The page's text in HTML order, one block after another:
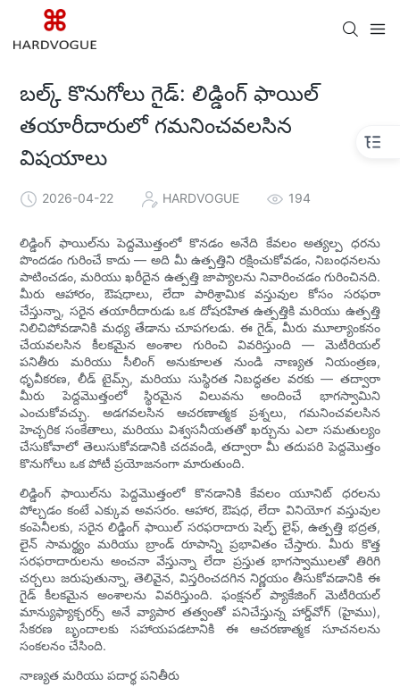
బల్క్ కొనుగోలు గైడ్: లిడ్డింగ్ ఫాయిల్
తయారీదారులో గమనించవలసిన
విషయాలు
2026-04-22 HARDVOGUE 194
లిడ్డింగ్ ఫాయిల్‌ను పెద్దమొత్తంలో కొనడం అనేది కేవలం అత్యల్ప ధరను
పొందడం గురించే కాదు — అది మీ ఉత్పత్తిని రక్షించుకోవడం, నిబంధనలను
పాటించడం, మరియు ఖరీదైన ఉత్పత్తి జాప్యాలను నివారించడం గురించినది.
మీరు ఆహారం, ఔషధాలు, లేదా పారిశ్రామిక వస్తువుల కోసం సరఫరా
చేస్తున్నా, సరైన తయారీదారుడు ఒక దోషరహిత ఉత్పత్తికి మరియు ఉత్పత్తి
నిలిచిపోవడానికి మధ్య తేడాను చూపగలడు. ఈ గైడ్, మీరు మూల్యాంకనం
చేయవలసిన కీలకమైన అంశాల గురించి వివరిస్తుంది — మెటీరియల్
పనితీరు మరియు సీలింగ్ అనుకూలత నుండి నాణ్యత నియంత్రణ,
ధృవీకరణ, లీడ్ టైమ్స్, మరియు సుస్థిరత నిబద్ధతల వరకు — తద్వారా
మీరు పెద్దమొత్తంలో స్థిరమైన విలువను అందించే భాగస్వామిని
ఎంచుకోవచ్చు. అడగవలసిన ఆచరణాత్మక ప్రశ్నలు, గమనించవలసిన
హెచ్చరిక సంకేతాలు, మరియు విశ్వసనీయతతో ఖర్చును ఎలా సమతుల్యం
చేసుకోవాలో తెలుసుకోవడానికి చదవండి, తద్వారా మీ తదుపరి పెద్దమొత్తం
కొనుగోలు ఒక పోటీ ప్రయోజనంగా మారుతుంది.
లిడ్డింగ్ ఫాయిల్‌ను పెద్దమొత్తంలో కొనడానికి కేవలం యూనిట్ ధరలను
పోల్చడం కంటే ఎక్కువ అవసరం. ఆహార, ఔషధ, లేదా వినియోగ వస్తువుల
కంపెనీలకు, సరైన లిడ్డింగ్ ఫాయిల్ సరఫరాదారు షెల్ఫ్ లైఫ్, ఉత్పత్తి భద్రత,
లైన్ సామర్థ్యం మరియు బ్రాండ్ రూపాన్ని ప్రభావితం చేస్తారు. మీరు కొత్త
సరఫరాదారులను అంచనా వేస్తున్నా లేదా ప్రస్తుత భాగస్వాములతో తిరిగి
చర్చలు జరుపుతున్నా, తెలివైన, విస్తరించదగిన నిర్ణయం తీసుకోవడానికి ఈ
గైడ్ కీలకమైన అంశాలను వివరిస్తుంది. ఫంక్షనల్ ప్యాకేజింగ్ మెటీరియల్
మాన్యుఫ్యాక్చరర్స్ అనే వ్యాపార తత్వంతో పనిచేస్తున్న హార్డ్‌వోగ్ (హైము),
సేకరణ బృందాలకు సహాయపడటానికి ఈ ఆచరణాత్మక సూచనలను
సంకలనం చేసింది.
నాణ్యత మరియు పదార్థ పనితీరు